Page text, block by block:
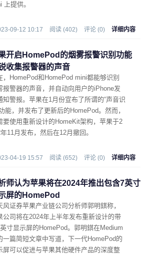
上提供。
09-12 10:17 阅读 (402) 评论 (0) 详细内容
开启HomePod的烟雾报警识别功能
收集报警器的声音
，HomePod和HomePod mini都能够识别
报警器的声音，并自动向用户的iPhone发
知警报。苹果在1月份宣布了所谓的“声音识
能，并发布了更新后的HomePod。然而，
要使用重新设计的HomeKit架构，苹果于2
11月发布，然后在12月撤回。
04-19 15:57 阅读 (652) 评论 (0) 详细内容
师认为苹果将在2024年推出包含7英寸
屏的HomePod
风证券苹果产业链公司分析师郭明錤称，
公司将在2024年上半年发布重新设计的带
寸显示屏的HomePod。郭明錤在Medium
一篇简短文章中写道，下一代HomePod的
屏可以促进与苹果其他硬件产品的深度整